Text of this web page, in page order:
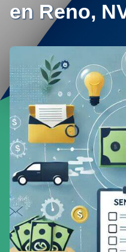
en Reno,